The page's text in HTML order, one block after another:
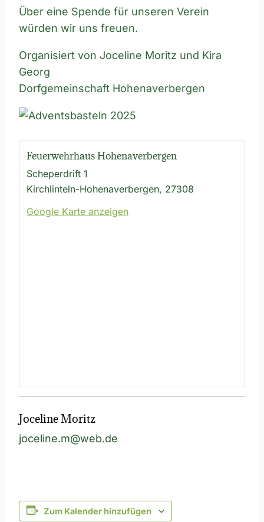
Über eine Spende für unseren Verein
würden wir uns freuen.
Organisiert von Joceline Moritz und Kira
Georg
Dorfgemeinschaft Hohenaverbergen
Feuerwehrhaus Hohenaverbergen
Scheperdrift 1
Kirchlinteln-Hohenaverbergen, 27308
Google Karte anzeigen
Joceline Moritz
joceline.m@web.de
Zum Kalender hinzufügen